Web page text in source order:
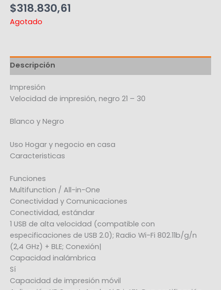
$318.830,61
Agotado
Descripción
Impresión
Velocidad de impresión, negro 21 – 30
Blanco y Negro
Uso Hogar y negocio en casa
Caracteristicas
Funciones
Multifunction / All-in-One
Conectividad y Comunicaciones
Conectividad, estándar
1 USB de alta velocidad (compatible con
especificaciones de USB 2.0); Radio Wi-Fi 802.11b/g/n
(2,4 GHz) + BLE; Conexión|
Capacidad inalámbrica
Sí
Capacidad de impresión móvil